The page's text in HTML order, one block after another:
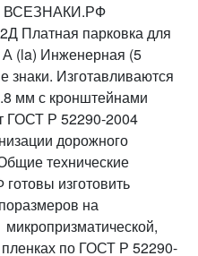
ВСЕЗНАКИ.РФ
Платная парковка для
А (la) Инженерная (5
Изготавливаются
мм с кронштейнами
ГОСТ Р 52290-2004
дорожного
технические
изготовить
на
по ГОСТ Р 52290-